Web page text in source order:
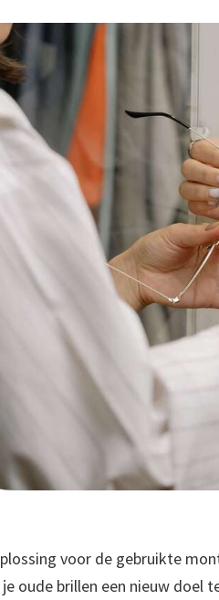
voor de gebruikte
oude brillen een nieuw doel